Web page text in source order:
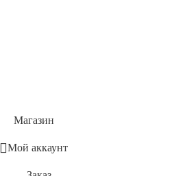
Магазин
Мой аккаунт